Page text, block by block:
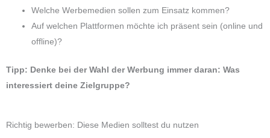
Welche Werbemedien sollen zum Einsatz kommen?
Auf welchen Plattformen möchte ich präsent sein (online und
offline)?
Tipp: Denke bei der Wahl der Werbung immer daran: Was
interessiert deine Zielgruppe?
Richtig bewerben: Diese Medien solltest du nutzen